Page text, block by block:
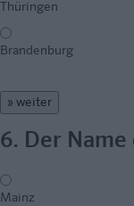
Thüringen
Brandenburg
» weiter
6. Der
Mainz